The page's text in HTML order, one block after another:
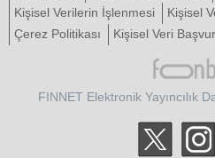
Kişisel Verilerin İşlenmesi
Kişisel
Çerez Politikası
Kişisel Veri
FINNET Elektronik Yayıncılık